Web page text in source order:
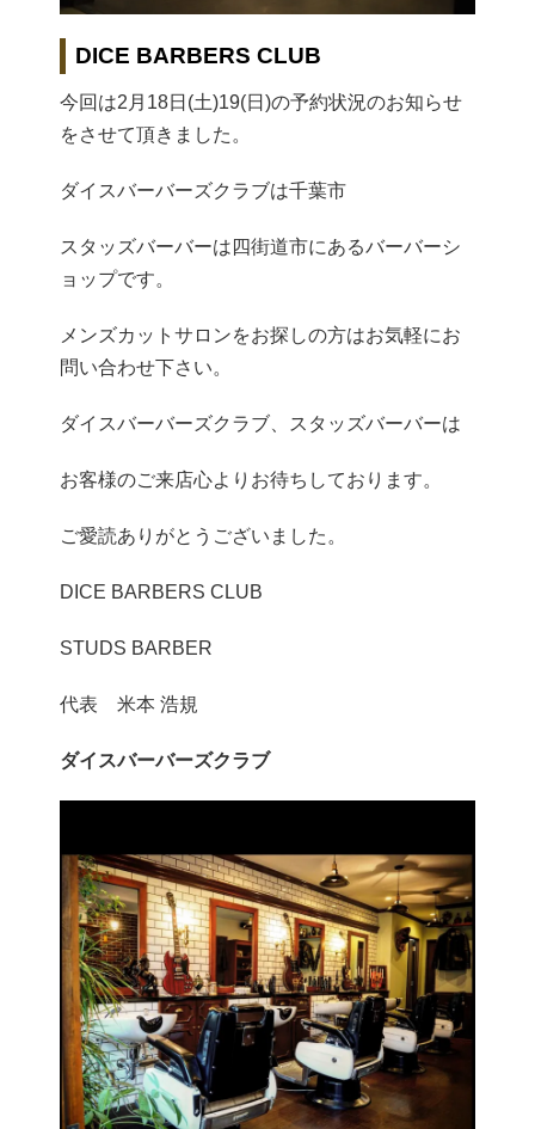
DICE BARBERS CLUB
今回は2月18日(土)19(日)の予約状況のお知らせ
をさせて頂きました。
ダイスバーバーズクラブは千葉市
スタッズバーバーは四街道市にあるバーバーシ
ョップです。
メンズカットサロンをお探しの方はお気軽にお
問い合わせ下さい。
ダイスバーバーズクラブ、スタッズバーバーは
お客様のご来店心よりお待ちしております。
ご愛読ありがとうございました。
DICE BARBERS CLUB
STUDS BARBER
代表 米本 浩規
ダイスバーバーズクラブ